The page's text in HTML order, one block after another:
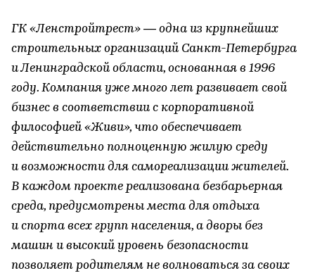
ГК «Ленстройтрест» — одна из крупнейших
строительных организаций Санкт-Петербурга
и Ленинградской области, основанная в 1996
году. Компания уже много лет развивает свой
бизнес в соответствии с корпоративной
философией «Живи», что обеспечивает
действительно полноценную жилую среду
и возможности для самореализации жителей.
В каждом проекте реализована безбарьерная
среда, предусмотрены места для отдыха
и спорта всех групп населения, а дворы без
машин и высокий уровень безопасности
позволяет родителям не волноваться за своих